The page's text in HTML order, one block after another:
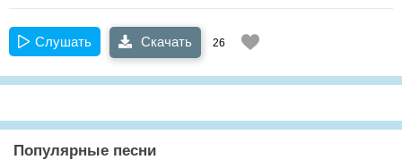
Слушать Скачать 26
Популярные песни